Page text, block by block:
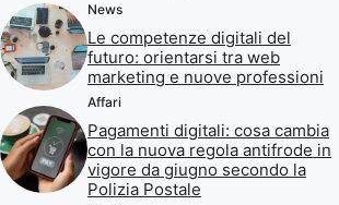
News
Le competenze digitali del
futuro: orientarsi tra web
marketing e nuove professioni
Affari
Pagamenti digitali: cosa cambia
con la nuova regola antifrode in
vigore da giugno secondo la
Polizia Postale